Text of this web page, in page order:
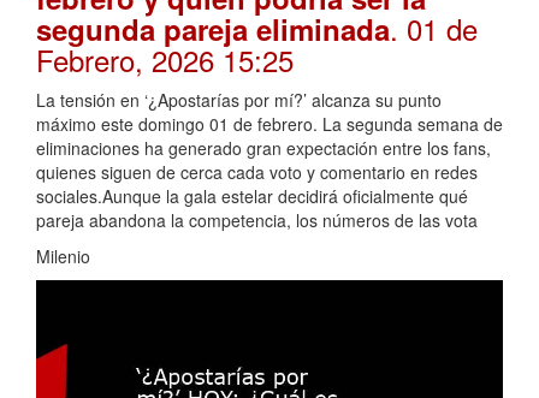
segunda pareja eliminada. 01 de
Febrero, 2026 15:25
La tensión en ‘¿Apostarías por mí?’ alcanza su punto
máximo este domingo 01 de febrero. La segunda semana de
eliminaciones ha generado gran expectación entre los fans,
quienes siguen de cerca cada voto y comentario en redes
sociales.Aunque la gala estelar decidirá oficialmente qué
pareja abandona la competencia, los números de las vota
Milenio